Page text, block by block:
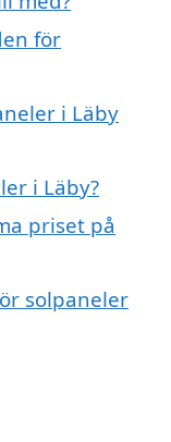
för
i Läby
i Läby?
priset på
solpaneler